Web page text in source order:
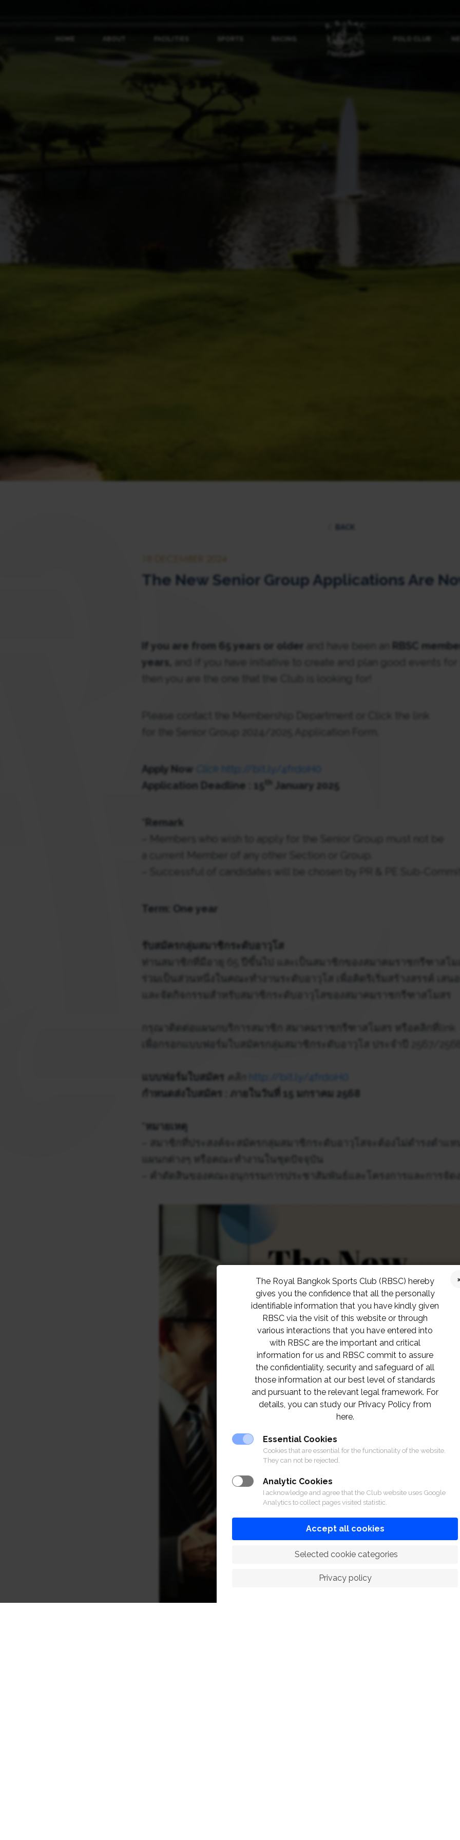
The New Senior Group Applications Are
If you are from 65 years or older
RBSC
years,
Apply Now
http://bit.ly/4frdoH0
Application Deadline : 15
January 2025
*Remark
Term: One year
รับสมัครกลุ่มสมาชิกระดับอาวุโส
ท่านสมาชิกที่มีอายุ 65 ปีขึ้นไป และเป็นสมาชิกของสมาคมราชกรีฑาสโม
ร่วมเป็นส่วนหนึ่งในคณะทำงานระดับอาวุโส เพื่อคิดริเริ่มสร้างสรรค์ เสน
และจัดกิจกรรมสำหรับสมาชิกระดับอาวุโสของสมาคมราชกรีฑาสโมสร
กรุณาติดต่อแผนกบริการสมาชิก สมาคมราชกรีฑาสโมสร หรือคลิกที่link
เพื่อกรอกแบบฟอร์มใบสมัครกลุ่มสมาชิกระดับอาวุโส ประจำปี 2567/
แบบฟอร์มใบสมัคร คลิก
http://bit.ly/4frdoH0
กำหนดส่งใบสมัคร : ภายในวันที่ 15 มกราคม 2568
*หมายเหตุ
– สมาชิกที่ประสงค์จะสมัครกลุ่มสมาชิกระดับอาวุโสจะต้องไม่ดำรงตำแ
แผนกต่างๆ หรือคณะทำงานในชุดปัจจุบัน
– คำตัดสินของคณะอนุกรรมการประชาสัมพันธ์และโครงการและการจั
The Royal Bangkok Sports Club (RBSC) hereby
gives you the confidence that all the personally
identifiable information that you have kindly given
RBSC via the visit of this website or through
various interactions that you have entered into
with RBSC are the important and critical
information for us and RBSC commit to assure
the confidentiality, security and safeguard of all
those information at our best level of standards
and pursuant to the relevant legal framework. For
details, you can study our Privacy Policy from
here.
Essential Cookies
Cookies that are essential for the functionality of the website.
They can not be rejected.
Analytic Cookies
I acknowledge and agree that the Club website uses Google
Analytics to collect pages visited statistic.
Accept all cookies
Selected cookie categories
Privacy policy